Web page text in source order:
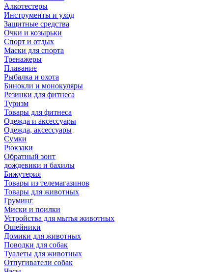
Алкотестеры
Инструменты и уход
Защитные средства
Очки и козырьки
Спорт и отдых
Маски для спорта
Тренажеры
Плавание
Рыбалка и охота
Бинокли и монокуляры
Резинки для фитнеса
Туризм
Товары для фитнеса
Одежда и аксессуары
Одежда, аксессуары
Сумки
Рюкзаки
Обратный зонт
дождевики и бахилы
Бижутерия
Товары из телемагазинов
Товары для животных
Груминг
Миски и поилки
Устройства для мытья животных
Ошейники
Домики для животных
Поводки для собак
Туалеты для животных
Отпугиватели собак